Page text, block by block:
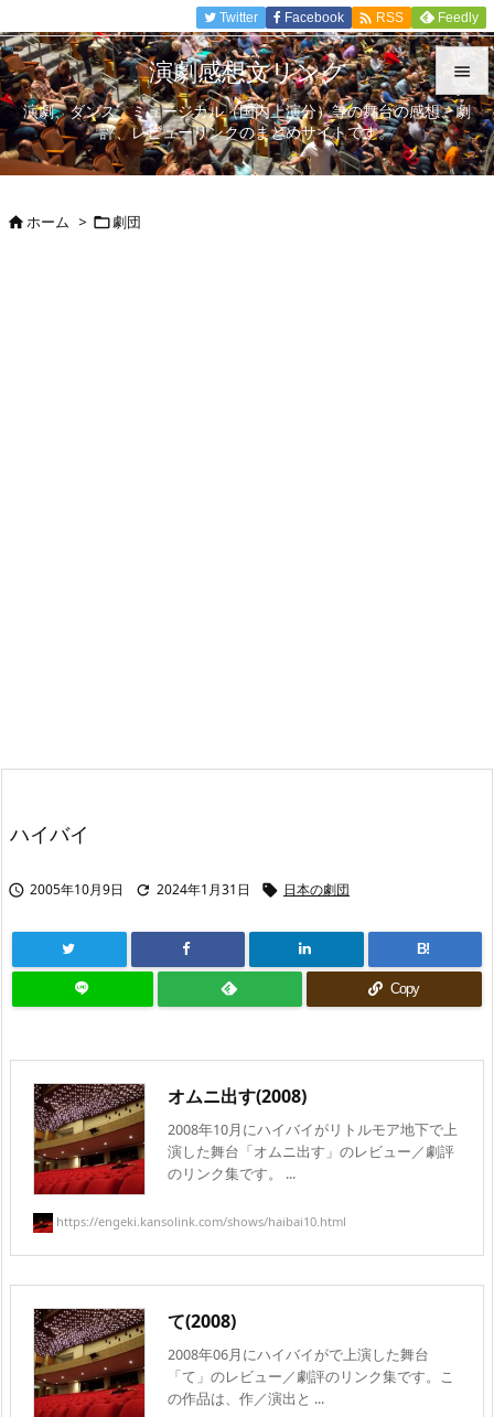


メニュ

Twitter Facebook  RSS Feedly
演劇感想文リンク
演劇、ダンス、ミュージカル（国内上演分）等の舞台の感想、劇
評、レビューリンクのまとめサイトです。
ホーム > 劇団
ハイバイ
 2005年10月9日  2024年1月31日  日本の劇団
B!
Copy
オムニ出す(2008)
2008年10月にハイバイがリトルモア地下で上
演した舞台「オムニ出す」のレビュー／劇評
のリンク集です。 ...
https://engeki.kansolink.com/shows/haibai10.html
て(2008)
2008年06月にハイバイがで上演した舞台
「て」のレビュー／劇評のリンク集です。こ
の作品は、作／演出と ...